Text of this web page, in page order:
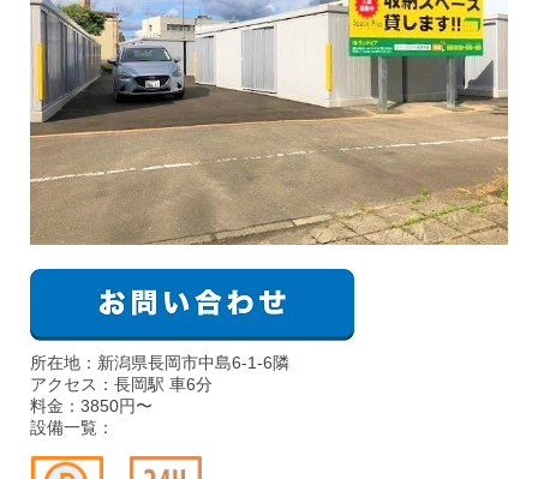
所在地：新潟県長岡市中島6-1-6隣
アクセス：長岡駅 車6分
料金：3850円〜
設備一覧：